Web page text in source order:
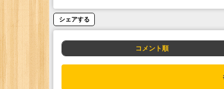
シェアする
コメント順